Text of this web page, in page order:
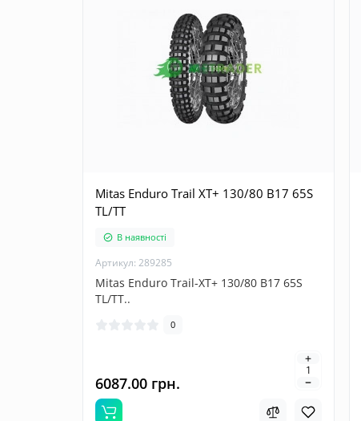
Mitas Enduro Trail XT+ 130/80 B17 65S
TL/TT
В наявності
Артикул: 289285
Mitas Enduro Trail-XT+ 130/80 B17 65S
TL/TT..
0
6087.00 грн.